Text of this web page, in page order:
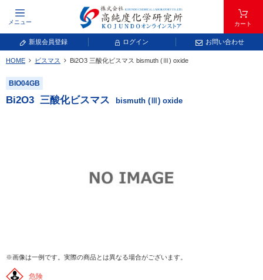
メニュー カート
新規会員登録 ログイン お問い合わせ
元素記号で検索する
元素周期表をタップすると、拡大表示されます。拡大した表から元素記号をタップ
し、一覧へ移動してください。
キーワードで検索する
HOME ビスマス Bi2O3 三酸化ビスマス bismuth (Ⅲ) oxide
BIO04GB
Bi2O3 三酸化ビスマス bismuth (Ⅲ) oxide
※画像は一例です。実際の商品とは異なる場合がございます。
危険